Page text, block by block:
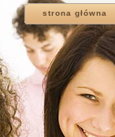
strona główna